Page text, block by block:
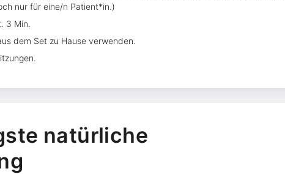
nur für eine/n Patient*in.)
3 Min.
dem Set zu Hause verwenden.
natürliche